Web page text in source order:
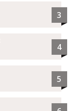
3
4
5